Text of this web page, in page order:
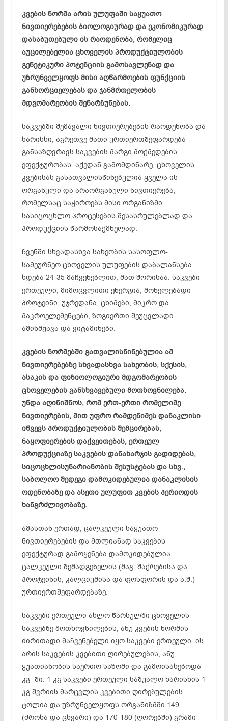
კვების ნორმა არის ულუფაში საყუათო
ნივთიერებების ბიოლოგიურად და ეკონომიკურად
დასაბუთებული ის რაოდენობა, რომელიც
აუცილებელია ცხოველის პროდუქტიულობის
გენეტიკური პოტენციის გამოსავლენად და
უზრუნველყოფს მისი აღწარმოების ფუნქციის
განხორციელებას და ჯანმრთელობის
მდგომარეობის შენარჩუნებას.
საკვებში შემავალი ნივთიერებების რაოდენობა და
ხარისხი, აგრეთვე მათი ურთიერთშეფარდება
განსაზღვრავს საკვების მარგი მოქმედების
ეფექტურობას. აქედან გამომდინარე, ცხოველის
კვებისას გასათვალისწინებულია ყველა ის
ორგანული და არაორგანული ნივთიერება,
რომელსაც საჭიროებს მისი ორგანიზმი
სასიცოცხლო პროცესების შესასრულებლად და
პროდუქციის წარმოსაქმნელად.
ჩვენში სხვადასხვა სახეობის სასოფლო-
სამეურნეო ცხოველის ულუფების დაბალანსება
ხდება 24-35 მაჩვენებლით, მათ შორისაა: საკვები
ერთეული, მიმოცვლითი ენერგია, მონელებადი
პროტეინი, უჯრედანა, ცხიმები, მიკრო და
მაკროელემენტები, ზოგიერთი შეუცვლადი
ამინმჟავა და ვიტამინები.
კვების ნორმებში გათვალისწინებულია ამ
ნივთიერებებზე სხვადასხვა სახეობის, სქესის,
ასაკის და ფიზიოლოგიური მდგომარეობის
ცხოველების განსხვავებული მოთხოვნილება.
უნდა აღინიშნოს, რომ ერთ-ერთი რომელიმე
ნივთიერების, მით უფრო რამდენიმეს დანაკლისი
იწვევს პროდუქტიულობის შემცირებას,
ნაყოფიერების დაქვეითებას, ერთეულ
პროდუქციაზე საკვების დანახარჯის გადიდებას,
სიცოცხლისუნარიანობის შესუსტებას და სხვ.,
საბოლოო შედეგი დამოკიდებულია დანაკლისის
ოდენობაზე და ასეთი ულუფით კვების პერიოდის
ხანგრძლივობაზე.
ამასთან ერთად, ცალკეული საყუათო
ნივთიერებების და მთლიანად საკვების
ეფექტურად გამოყენება დამოკიდებულია
ცალკეული შემადგენელის (მაგ. შაქრებისა და
პროტეინის, კალციუმისა და ფოსფორის და ა.შ.)
ურთიერთშეფარდებაზე.
საკვები ერთეული ახლო წარსულში ცხოველის
საკვებზე მოთხოვნილების, ანუ კვების ნორმის
ძირითადი მაჩვენებელი იყო საკვები ერთეული. ის
არის საკვების კვებითი ღირებულების, ანუ
ყუათიანობის საერთო საზომი და გამოისახებოდა
კგ- ში. 1 კგ საკვები ერთეული საშუალო ხარისხის 1
კგ შვრიის მარცვლის კვებითი ღირებულების
ტოლია და უზრუნველყოფს ორგანიზმში 149
(ძროხა და ცხვარი) და 170-180 (ღორებში) გრამი